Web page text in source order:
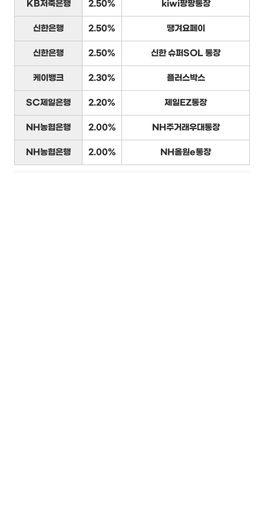
KB저축은행 2.50% kiwi팡팡통장
신한은행 2.50% 땡겨요페이
신한은행 2.50% 신한 슈퍼SOL 통장
케이뱅크 2.30% 플러스박스
SC제일은행 2.20% 제일EZ통장
NH농협은행 2.00% NH주거래우대통장
NH농협은행 2.00% NH올원e통장